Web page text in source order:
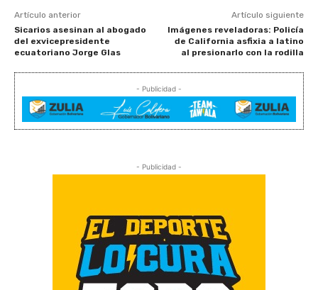
Artículo anterior
Sicarios asesinan al abogado
del exvicepresidente
ecuatoriano Jorge Glas
Artículo siguiente
Imágenes reveladoras: Policía
de California asfixia a latino
al presionarlo con la rodilla
- Publicidad -
- Publicidad -